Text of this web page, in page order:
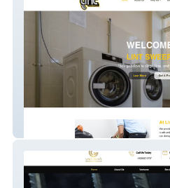
Lint Sweepers